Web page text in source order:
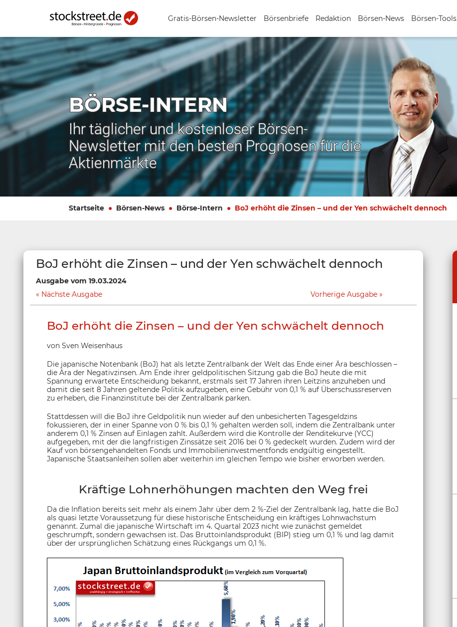
Gratis-Börsen-Newsletter Börsenbriefe Redaktion Börsen-News Börsen-Tools
BÖRSE-INTERN
Ihr täglicher und kostenloser Börsen-
Newsletter mit den besten Prognosen für die
Aktienmärkte
Startseite Börsen-News Börse-Intern BoJ erhöht die Zinsen – und der Yen schwächelt dennoch
BoJ erhöht die Zinsen – und der Yen schwächelt dennoch
Ausgabe vom 19.03.2024
Nächste Ausgabe
Vorherige Ausgabe
BoJ erhöht die Zinsen – und der Yen schwächelt dennoch
von Sven Weisenhaus
Die japanische Notenbank (BoJ) hat als letzte Zentralbank der Welt das Ende einer Ära beschlossen –
die Ära der Negativzinsen. Am Ende ihrer geldpolitischen Sitzung gab die BoJ heute die mit
Spannung erwartete Entscheidung bekannt, erstmals seit 17 Jahren ihren Leitzins anzuheben und
damit die seit 8 Jahren geltende Politik aufzugeben, eine Gebühr von 0,1 % auf Überschussreserven
zu erheben, die Finanzinstitute bei der Zentralbank parken.
Stattdessen will die BoJ ihre Geldpolitik nun wieder auf den unbesicherten Tagesgeldzins
fokussieren, der in einer Spanne von 0 % bis 0,1 % gehalten werden soll, indem die Zentralbank unter
anderem 0,1 % Zinsen auf Einlagen zahlt. Außerdem wird die Kontrolle der Renditekurve (YCC)
aufgegeben, mit der die langfristigen Zinssätze seit 2016 bei 0 % gedeckelt wurden. Zudem wird der
Kauf von börsengehandelten Fonds und Immobilieninvestmentfonds endgültig eingestellt.
Japanische Staatsanleihen sollen aber weiterhin im gleichen Tempo wie bisher erworben werden.
Kräftige Lohnerhöhungen machten den Weg frei
Da die Inflation bereits seit mehr als einem Jahr über dem 2 %-Ziel der Zentralbank lag, hatte die BoJ
als quasi letzte Voraussetzung für diese historische Entscheidung ein kräftiges Lohnwachstum
genannt. Zumal die japanische Wirtschaft im 4. Quartal 2023 nicht wie zunächst gemeldet
geschrumpft, sondern gewachsen ist. Das Bruttoinlandsprodukt (BIP) stieg um 0,1 % und lag damit
über der ursprünglichen Schätzung eines Rückgangs um 0,1 %.